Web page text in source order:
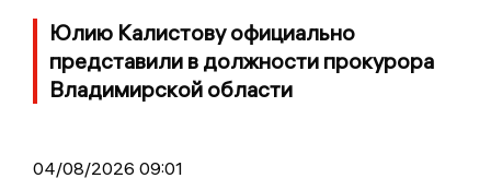
Юлию Калистову официально
представили в должности прокурора
Владимирской области
04/08/2026 09:01